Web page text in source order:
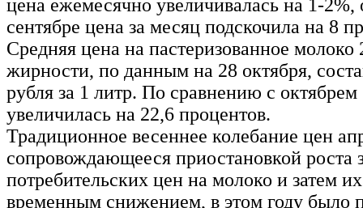
цена ежемесячно увеличивалась на 1-2%,
сентябре цена за месяц подскочила на 8
Средняя цена на пастеризованное молоко
жирности, по данным на 28 октября,
рубля за 1 литр. По сравнению с октябрем
увеличилась на 22,6 процентов.
Традиционное весеннее колебание цен
сопровождающееся приостановкой роста
потребительских цен на молоко и затем
временным снижением, в этом году было